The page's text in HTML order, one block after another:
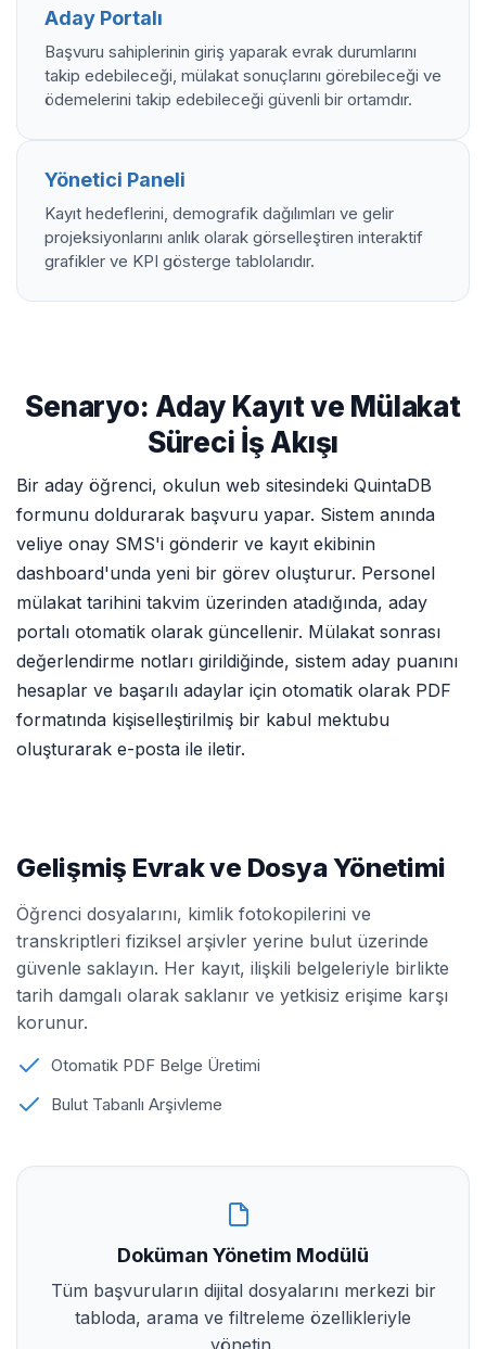
Aday Portalı
Başvuru sahiplerinin giriş yaparak evrak durumlarını
takip edebileceği, mülakat sonuçlarını görebileceği ve
ödemelerini takip edebileceği güvenli bir ortamdır.
Yönetici Paneli
Kayıt hedeflerini, demografik dağılımları ve gelir
projeksiyonlarını anlık olarak görselleştiren interaktif
grafikler ve KPI gösterge tablolarıdır.
Senaryo: Aday Kayıt ve Mülakat
Süreci İş Akışı
Bir aday öğrenci, okulun web sitesindeki QuintaDB
formunu doldurarak başvuru yapar. Sistem anında
veliye onay SMS'i gönderir ve kayıt ekibinin
dashboard'unda yeni bir görev oluşturur. Personel
mülakat tarihini takvim üzerinden atadığında, aday
portalı otomatik olarak güncellenir. Mülakat sonrası
değerlendirme notları girildiğinde, sistem aday puanını
hesaplar ve başarılı adaylar için otomatik olarak PDF
formatında kişiselleştirilmiş bir kabul mektubu
oluşturarak e-posta ile iletir.
Gelişmiş Evrak ve Dosya Yönetimi
Öğrenci dosyalarını, kimlik fotokopilerini ve
transkriptleri fiziksel arşivler yerine bulut üzerinde
güvenle saklayın. Her kayıt, ilişkili belgeleriyle birlikte
tarih damgalı olarak saklanır ve yetkisiz erişime karşı
korunur.
Otomatik PDF Belge Üretimi
Bulut Tabanlı Arşivleme
Doküman Yönetim Modülü
Tüm başvuruların dijital dosyalarını merkezi bir
tabloda, arama ve filtreleme özellikleriyle
yönetin.